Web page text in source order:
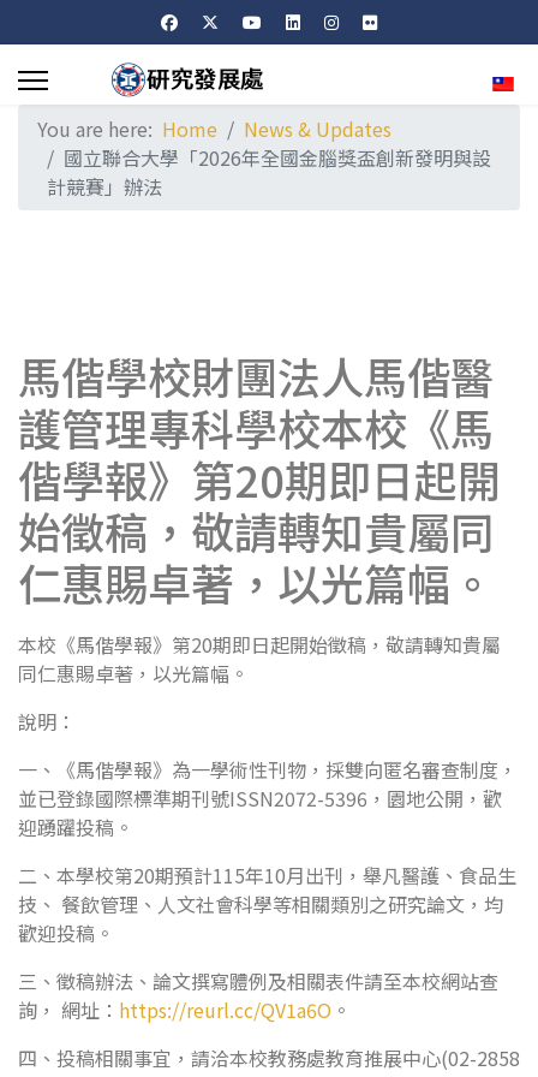
You are here: Home
News & Updates
國立聯合大學「2026年全國金腦獎盃創新發明與設
計競賽」辦法
馬偕學校財團法人馬偕醫
護管理專科學校本校《馬
偕學報》第20期即日起開
始徵稿，敬請轉知貴屬同
仁惠賜卓著，以光篇幅。
本校《馬偕學報》第20期即日起開始徵稿，敬請轉知貴屬
同仁惠賜卓著，以光篇幅。
說明：
一、《馬偕學報》為一學術性刊物，採雙向匿名審查制度，
並已登錄國際標準期刊號ISSN2072-5396，園地公開，歡
迎踴躍投稿。
二、本學校第20期預計115年10月出刊，舉凡醫護、食品生
技、 餐飲管理、人文社會科學等相關類別之研究論文，均
歡迎投稿。
三、徵稿辦法、論文撰寫體例及相關表件請至本校網站查
詢， 網址： https://reurl.cc/QV1a6O 。
四、投稿相關事宜，請洽本校教務處教育推展中心(02-2858